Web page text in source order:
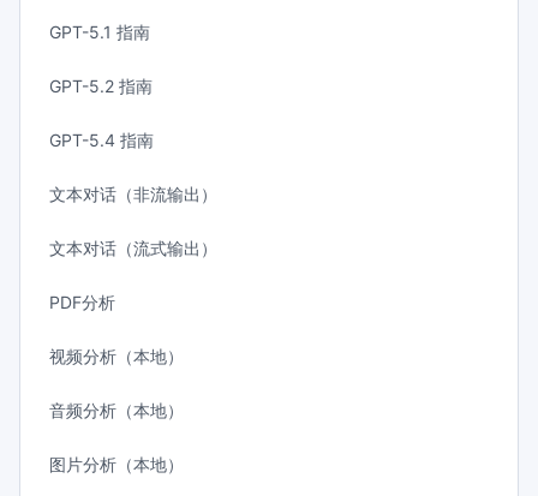
GPT-5.1 指南
GPT-5.2 指南
GPT-5.4 指南
文本对话（非流输出）
文本对话（流式输出）
PDF分析
视频分析（本地）
音频分析（本地）
图片分析（本地）